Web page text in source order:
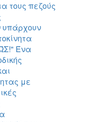
τους πεζούς
υπάρχουν
Ένα
με